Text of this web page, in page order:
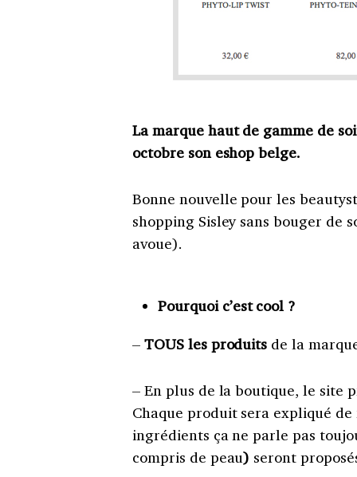
La marque haut de gamme de
octobre son eshop belge.
Bonne nouvelle pour les
shopping Sisley sans bouger de
avoue).
Pourquoi c’est cool ?
– TOUS les produits de la
– En plus de la boutique, le site
Chaque produit sera expliqué
ingrédients ça ne parle pas
compris de peau) seront